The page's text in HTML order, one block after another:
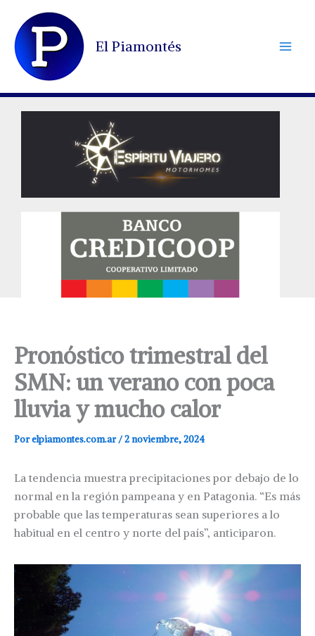
contenido
El Piamontés
Pronóstico trimestral del
SMN: un verano con poca
lluvia y mucho calor
Porelpiamontes.com.ar/2 noviembre, 2024
La tendencia muestra precipitaciones por debajo de lo
normal en la región pampeana y en Patagonia. “Es más
probable que las temperaturas sean superiores a lo
habitual en el centro y norte del país”, anticiparon.